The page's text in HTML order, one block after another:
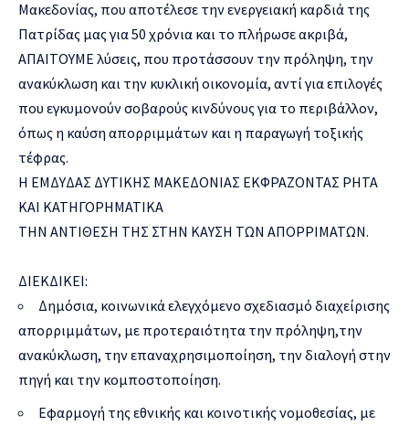
Μακεδονίας, που αποτέλεσε την ενεργειακή καρδιά της
Πατρίδας μας για 50 χρόνια και το πλήρωσε ακριβά,
ΑΠΑΙΤΟΥΜΕ λύσεις, που προτάσσουν την πρόληψη, την
ανακύκλωση και την κυκλική οικονομία, αντί για επιλογές
που εγκυμονούν σοβαρούς κινδύνους για το περιβάλλον,
όπως η καύση απορριμμάτων και η παραγωγή τοξικής
τέφρας.
Η ΕΜΔΥΔΑΣ ΔΥΤΙΚΗΣ ΜΑΚΕΔΟΝΙΑΣ ΕΚΦΡΑΖΟΝΤΑΣ ΡΗΤΑ
ΚΑΙ ΚΑΤΗΓΟΡΗΜΑΤΙΚΑ
ΤΗΝ ΑΝΤΙΘΕΣΗ ΤΗΣ ΣΤΗΝ ΚΑΥΣΗ ΤΩΝ ΑΠΟΡΡΙΜΑΤΩΝ.
ΔΙΕΚΔΙΚΕΙ:
Δημόσια, κοινωνικά ελεγχόμενο σχεδιασμό διαχείρισης
απορριμμάτων, με προτεραιότητα την πρόληψη,την
ανακύκλωση, την επαναχρησιμοποίηση, την διαλογή στην
πηγή και την κομποστοποίηση.
Εφαρμογή της εθνικής και κοινοτικής νομοθεσίας, με